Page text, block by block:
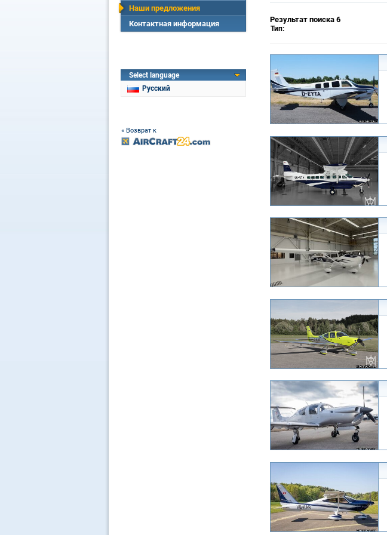
Наши предложения
Контактная информация
Select language
Русский
« Возврат к
Результат поиска 6
Тип: